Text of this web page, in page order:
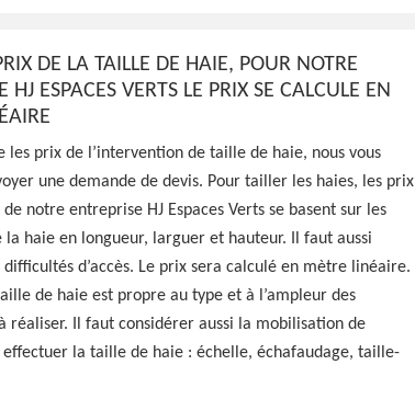
Verts peut réaliser
pour vos
pas cher
DE LA TAILLE DE HAIE, POUR NOTRE
HJ ESPACES VERTS LE PRIX SE CALCULE EN
les prix de l’intervention de taille de haie, nous vous
une demande de devis. Pour tailler les haies, les prix
notre entreprise HJ Espaces Verts se basent sur les
la haie en longueur, larguer et hauteur. Il faut aussi
d’accès. Le prix sera calculé en mètre linéaire.
de haie est propre au type et à l’ampleur des
réaliser. Il faut considérer aussi la mobilisation de
la taille de haie : échelle, échafaudage, taille-